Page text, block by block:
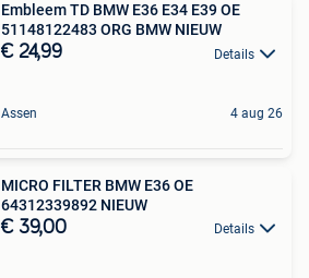
Embleem TD BMW E36 E34 E39 OE
51148122483 ORG BMW NIEUW
€ 24,99 Details
Assen 4 aug 26
MICRO FILTER BMW E36 OE
64312339892 NIEUW
€ 39,00 Details